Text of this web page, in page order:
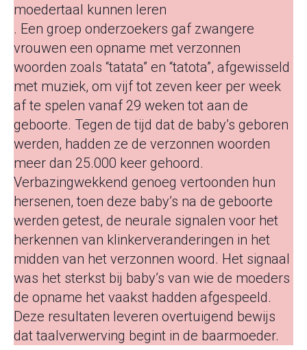
moedertaal kunnen leren
. Een groep onderzoekers gaf zwangere
vrouwen een opname met verzonnen
woorden zoals “tatata” en “tatota”, afgewisseld
met muziek, om vijf tot zeven keer per week
af te spelen vanaf 29 weken tot aan de
geboorte. Tegen de tijd dat de baby’s geboren
werden, hadden ze de verzonnen woorden
meer dan 25.000 keer gehoord.
Verbazingwekkend genoeg vertoonden hun
hersenen, toen deze baby’s na de geboorte
werden getest, de neurale signalen voor het
herkennen van klinkerveranderingen in het
midden van het verzonnen woord. Het signaal
was het sterkst bij baby’s van wie de moeders
de opname het vaakst hadden afgespeeld.
Deze resultaten leveren overtuigend bewijs
dat taalverwerving begint in de baarmoeder.